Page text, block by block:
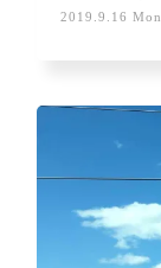
2019.9.16 Mon